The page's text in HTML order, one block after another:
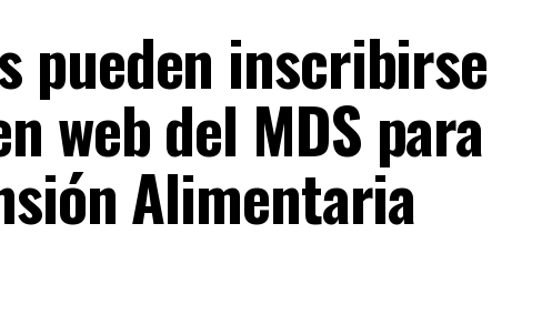
pueden inscribirse
web del MDS para
Alimentaria